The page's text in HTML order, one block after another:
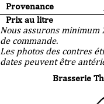
Provenance
Prix au litre
Nous assurons minimum
de commande.
Les photos des contres
dates peuvent être
Brasserie